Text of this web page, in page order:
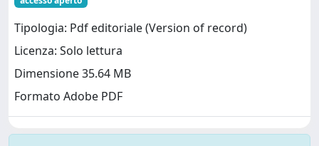
Tipologia: Pdf editoriale (Version of record)
Licenza: Solo lettura
Dimensione 35.64 MB
Formato Adobe PDF